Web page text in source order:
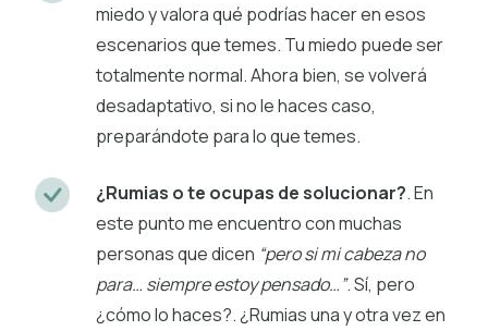
miedo y valora qué podrías hacer en esos
escenarios que temes. Tu miedo puede ser
totalmente normal. Ahora bien, se volverá
desadaptativo, si no le haces caso,
preparándote para lo que temes.
¿Rumias o te ocupas de solucionar?. En
este punto me encuentro con muchas
personas que dicen “pero si mi cabeza no
para… siempre estoy pensado…”. Sí, pero
¿cómo lo haces?. ¿Rumias una y otra vez en